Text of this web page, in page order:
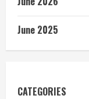
June 2025
CATEGORIES